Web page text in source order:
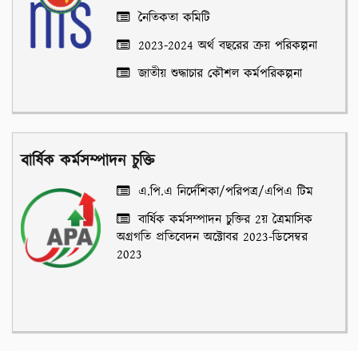
নৈতিকতা কমিটি
2023-2024 অর্থ বছরের ক্রয় পরিকল্পনা
জাতীয় শুদ্ধাচার কৌশল কর্মপরিকল্পনা
বার্ষিক কর্মসম্পাদন চুক্তি
এ.পি.এ নির্দেশিকা/পরিপত্র/এপিএ টিম
বার্ষিক কর্মসম্পাদন চুক্তির 2য় ত্রৈমাসিক
অগ্রগতি প্রতিবেদন অক্টোবর 2023-ডিসেম্বর
2023